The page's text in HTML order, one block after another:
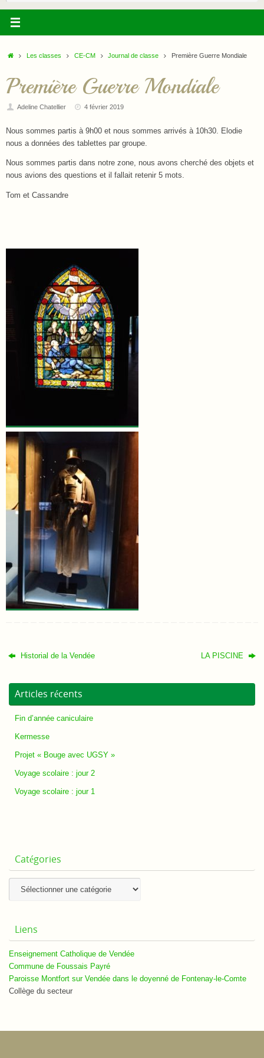
AccueilLes classes CE-CM Journal de classe Première Guerre Mondiale
Première Guerre Mondiale
Adeline Chatellier 4 février 2019
Nous sommes partis à 9h00 et nous sommes arrivés à 10h30. Elodie
nous a données des tablettes par groupe.
Nous sommes partis dans notre zone, nous avons cherché des objets et
nous avions des questions et il fallait retenir 5 mots.
Tom et Cassandre
Historial de la Vendée LA PISCINE
Articles récents
Fin d’année caniculaire
Kermesse
Projet « Bouge avec UGSY »
Voyage scolaire : jour 2
Voyage scolaire : jour 1
Catégories
Liens
Enseignement Catholique de Vendée
Commune de Foussais Payré
Paroisse Montfort sur Vendée dans le doyenné de Fontenay-le-Comte
Collège du secteur